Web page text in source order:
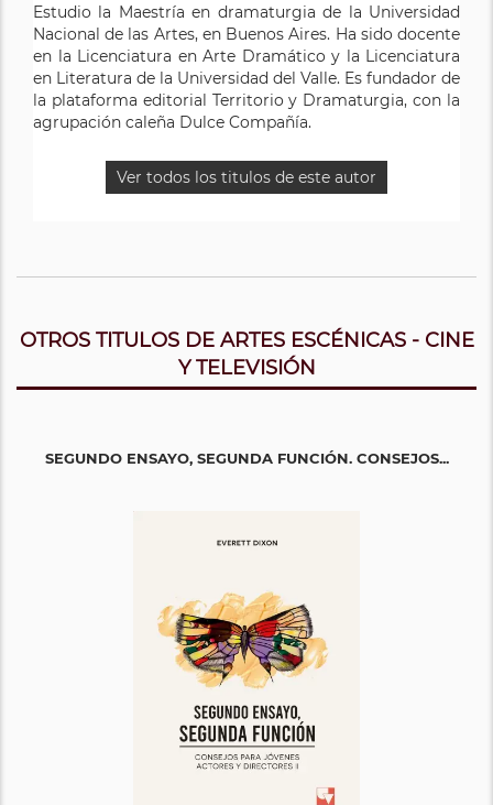
Estudio la Maestría en dramaturgia de la Universidad
Nacional de las Artes, en Buenos Aires. Ha sido docente
en la Licenciatura en Arte Dramático y la Licenciatura
en Literatura de la Universidad del Valle. Es fundador de
la plataforma editorial Territorio y Dramaturgia, con la
agrupación caleña Dulce Compañía.
Ver todos los titulos de este autor
OTROS TITULOS DE ARTES ESCÉNICAS - CINE
Y TELEVISIÓN
SEGUNDO ENSAYO, SEGUNDA FUNCIÓN. CONSEJOS...